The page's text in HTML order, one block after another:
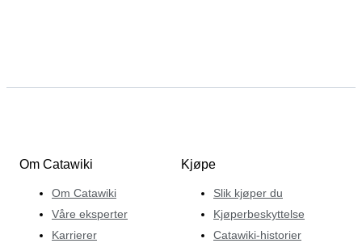
Om Catawiki
Om Catawiki
Våre eksperter
Karrierer
Kjøpe
Slik kjøper du
Kjøperbeskyttelse
Catawiki-historier